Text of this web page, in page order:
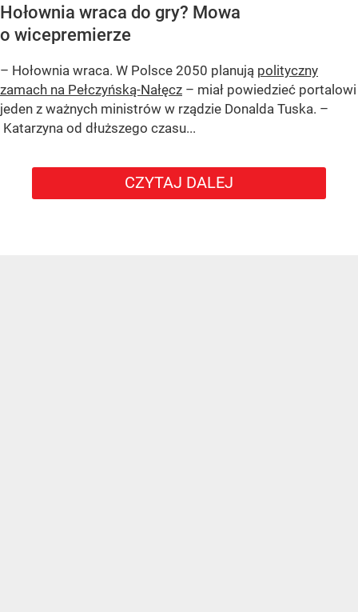
Hołownia wraca do gry? Mowa
o wicepremierze
– Hołownia wraca. W Polsce 2050 planują polityczny
zamach na Pełczyńską-Nałęcz – miał powiedzieć portalowi
jeden z ważnych ministrów w rządzie Donalda Tuska. –
Katarzyna od dłuższego czasu...
CZYTAJ DALEJ